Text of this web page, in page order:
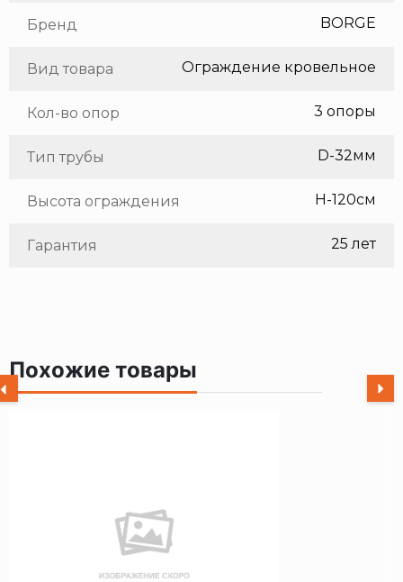
Бренд BORGE
Вид товара Ограждение кровельное
Кол-во опор 3 опоры
Тип трубы D-32мм
Высота ограждения H-120см
Гарантия 25 лет
Похожие товары